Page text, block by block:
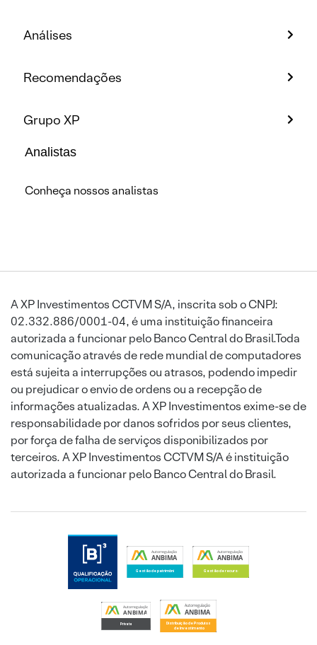
Análises
Recomendações
Grupo XP
Analistas
Conheça nossos analistas
A XP Investimentos CCTVM S/A, inscrita sob o CNPJ:
02.332.886/0001-04, é uma instituição financeira
autorizada a funcionar pelo Banco Central do Brasil.Toda
comunicação através de rede mundial de computadores
está sujeita a interrupções ou atrasos, podendo impedir
ou prejudicar o envio de ordens ou a recepção de
informações atualizadas. A XP Investimentos exime-se de
responsabilidade por danos sofridos por seus clientes,
por força de falha de serviços disponibilizados por
terceiros. A XP Investimentos CCTVM S/A é instituição
autorizada a funcionar pelo Banco Central do Brasil.